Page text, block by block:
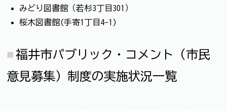
みどり図書館（若杉3丁目301）
桜木図書館(手寄1丁目4-1)
福井市パブリック・コメント（市民
意見募集）制度の実施状況一覧